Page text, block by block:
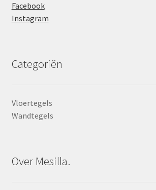
Facebook
Instagram
Categoriën
Vloertegels
Wandtegels
Over Mesilla.